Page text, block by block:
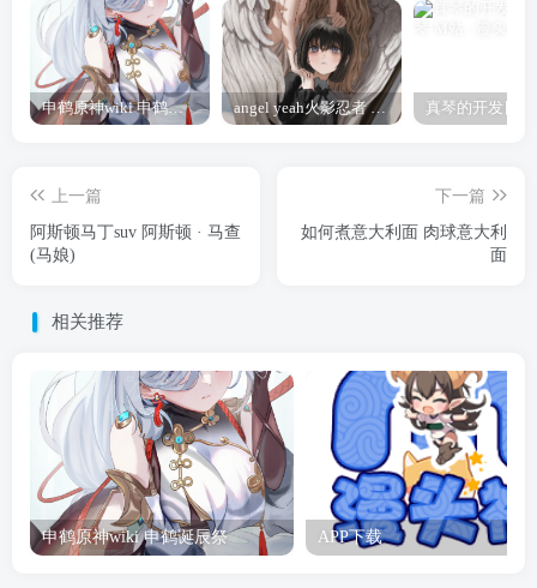
申鹤原神wiki 申鹤诞辰祭 angel yeah火影忍者 Angel
上一篇
阿斯顿马丁suv 阿斯顿 · 马查
(马娘)
下一篇
如何煮意大利面 肉球意大利
面
相关推荐
申鹤原神wiki 申鹤诞辰祭 APP下载